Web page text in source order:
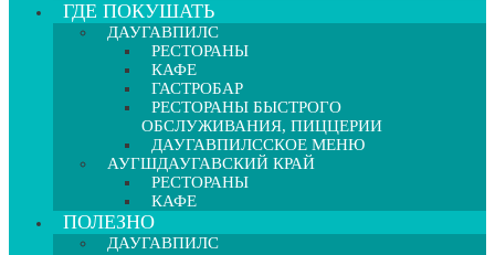
ГДЕ ПОКУШАТЬ
ДАУГАВПИЛС
РЕСТОРАНЫ
КАФЕ
ГАСТРОБАР
РЕСТОРАНЫ БЫСТРОГО
ОБСЛУЖИВАНИЯ, ПИЦЦЕРИИ
ДАУГАВПИЛССКОЕ МЕНЮ
АУГШДАУГАВСКИЙ КРАЙ
РЕСТОРАНЫ
КАФЕ
ПОЛЕЗНО
ДАУГАВПИЛС